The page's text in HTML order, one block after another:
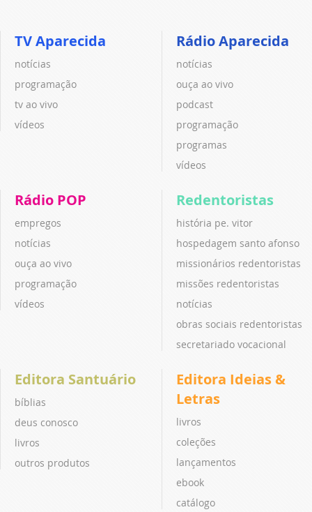
TV Aparecida
notícias
programação
tv ao vivo
vídeos
Rádio Aparecida
notícias
ouça ao vivo
podcast
programação
programas
vídeos
Rádio POP
empregos
notícias
ouça ao vivo
programação
vídeos
Redentoristas
história pe. vitor
hospedagem santo afonso
missionários redentoristas
missões redentoristas
notícias
obras sociais redentoristas
secretariado vocacional
Editora Santuário
bíblias
deus conosco
livros
outros produtos
Editora Ideias &
Letras
livros
coleções
lançamentos
ebook
catálogo